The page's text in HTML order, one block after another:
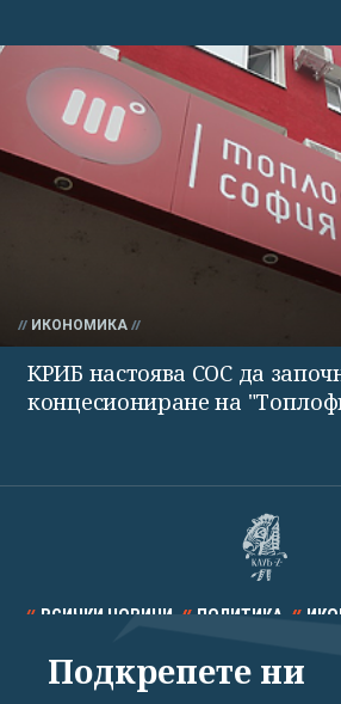
ИКОНОМИКА
КРИБ настоява СОС да
концесиониране на
ВСИЧКИ НОВИНИ ПОЛИТИКА
СПОРТ КУЛТУРА ТЕХНОЛОГИИ
Подкрепете ни